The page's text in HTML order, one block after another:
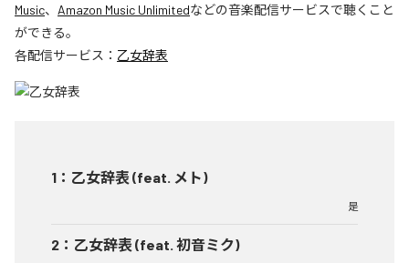
Music、 Amazon Music Unlimitedなどの音楽配信サービスで聴くこと
ができる。
各配信サービス： 乙女辞表
1 ： 乙女辞表 (feat. メト)
是
2 ： 乙女辞表 (feat. 初音ミク)